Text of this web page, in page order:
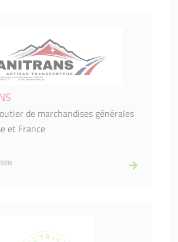
de marchandises générales
et France